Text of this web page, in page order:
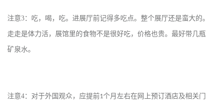
注意3：吃，喝，吃。进展厅前记得多吃点。整个展厅还是蛮大的。
走走是体力活，展馆里的食物不是很好吃，价格也贵。最好带几瓶
矿泉水。
注意4：对于外国观众，应提前1个月左右在网上预订酒店及相关门